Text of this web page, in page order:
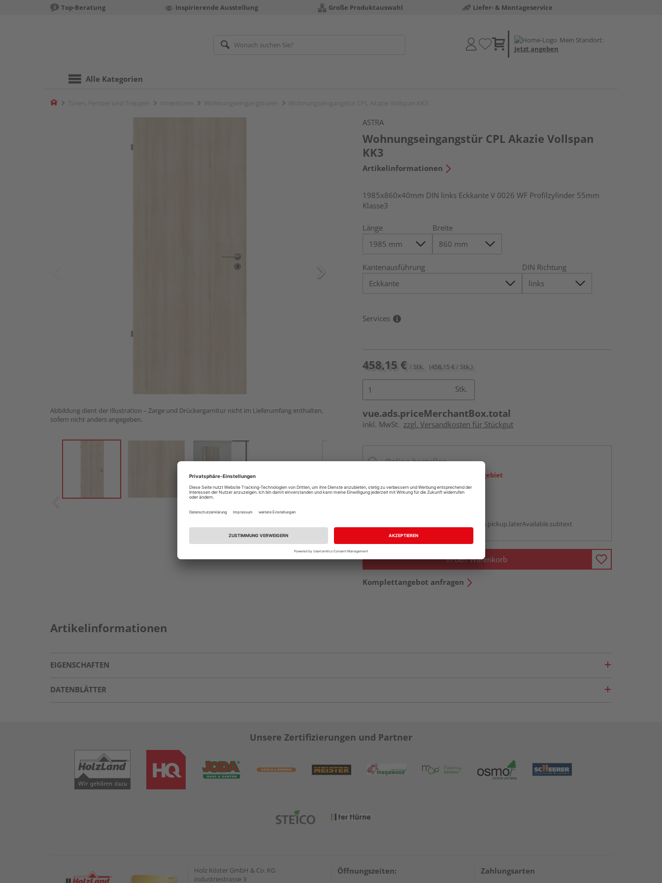
Top-Beratung Inspirierende Ausstellung Große Produktauswahl Liefer- & Montageservice
Mein Standort:
Jetzt angeben
Alle Kategorien
Home
Abbildung dient der Illustration – Zarge und Drückergarnitur nicht im Lieferumfang enthalten,
sofern nicht anders angegeben.
ASTRA
Wohnungseingangstür CPL Akazie Vollspan
KK3
Artikelinformationen
1985x860x40mm DIN links Eckkante V 0026 WF Profilzylinder 55mm
Klasse3
Länge Breite
Kantenausführung DIN Richtung
Services
458,15 € / Stk. (458,15 € / Stk.)
Stk.
vue.ads.priceMerchantBox.total
inkl. MwSt. zzgl. Versandkosten für Stückgut
Online bestellen
Ihr Standort ist nicht im Liefergebiet
vue.ads.priceMerchantBox.option.pickup.laterAvailable.subtext
In den Warenkorb
Komplettangebot anfragen
Artikelinformationen
EIGENSCHAFTEN
DATENBLÄTTER
Unsere Zertifizierungen und Partner
Holz Köster GmbH & Co. KG
Industriestrasse 3
Öffnungszeiten: Zahlungsarten